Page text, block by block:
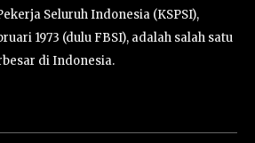
Seluruh Indonesia (KSPSI),
1973 (dulu FBSI), adalah salah satu
di Indonesia.